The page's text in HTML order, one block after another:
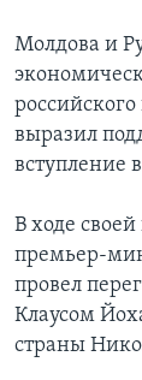
Молдова и
выразил
вступление
В ходе
премьер-
провел
Клаусом
страны